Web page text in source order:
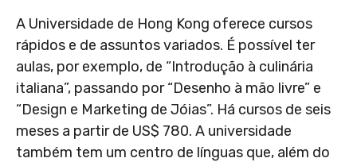
A Universidade de Hong Kong oferece cursos
rápidos e de assuntos variados. É possível ter
aulas, por exemplo, de “Introdução à culinária
italiana”, passando por “Desenho à mão livre” e
“Design e Marketing de Jóias”. Há cursos de seis
meses a partir de US$ 780. A universidade
também tem um centro de línguas que, além do